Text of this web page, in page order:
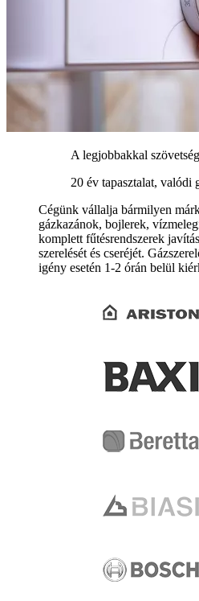
A legjobbakkal
20 év tapasztalat, valódi
Cégünk vállalja bármilyen
gázkazánok, bojlerek,
komplett fűtésrendszerek
szerelését és cseréjét.
igény esetén 1-2 órán belül